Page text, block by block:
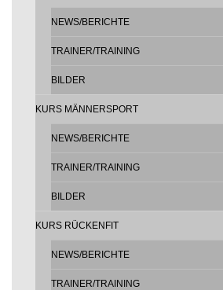
NEWS/BERICHTE
TRAINER/TRAINING
BILDER
KURS MÄNNERSPORT
NEWS/BERICHTE
TRAINER/TRAINING
BILDER
KURS RÜCKENFIT
NEWS/BERICHTE
TRAINER/TRAINING